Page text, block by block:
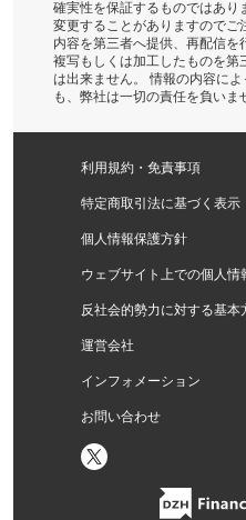
確実性を保証するものではあり
変更することがありますので
内容を第三者へ提供、再配信を
複写もしくは加工したものを第
は出来ません。 情報の内容に
も、弊社は一切の責任を負いま
利用規約・免責事項
特定商取引法に基づく表示
個人情報保護方針
ウェブサイト上での個人情
反社会的勢力に対する基本
運営会社
インフォメーション
お問い合わせ